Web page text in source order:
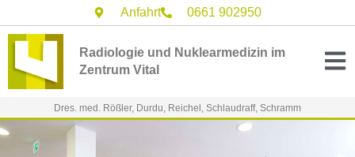
Inhalt
springen
Anfahrt 0661 902950
Radiologie und Nuklearmedizin im
Zentrum Vital
Dres. med. Rößler, Durdu, Reichel, Schlaudraff, Schramm